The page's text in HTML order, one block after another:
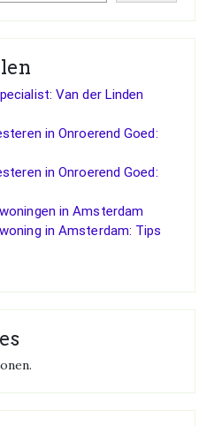
Van der Linden
in Onroerend Goed:
in Onroerend Goed:
in Amsterdam
in Amsterdam: Tips